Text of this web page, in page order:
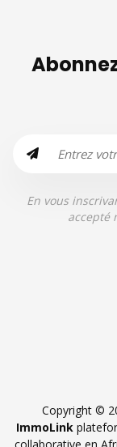
En vous
accepté
Copyright ©
ImmoLink